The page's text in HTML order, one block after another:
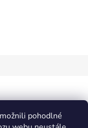
pohodlné